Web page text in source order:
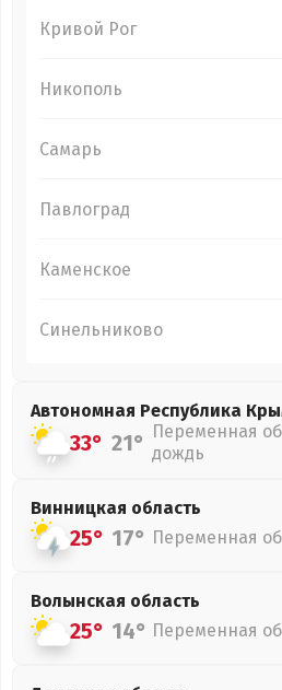
Кривой Рог
Никополь
Самарь
Павлоград
Каменское
Синельниково
Автономная Республика
33° 21° Переменная
дождь
Винницкая область
25° 17° Переменная
Волынская область
25° 14° Переменная